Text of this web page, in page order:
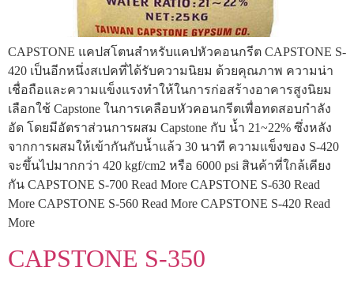
CAPSTONE แคปสโตนสำหรับแคปหัวคอนกรีต CAPSTONE S-
420 เป็นอีกหนึ่งสเปคที่ได้รับความนิยม ด้วยคุณภาพ ความน่า
เชื่อถือและความแข็งแรงทำให้ในการก่อสร้างอาคารสูงนิยม
เลือกใช้ Capstone ในการเคลือบหัวคอนกรีตเพื่อทดสอบกำลัง
อัด โดยมีอัตราส่วนการผสม Capstone กับ น้ำ 21~22% ซึ่งหลัง
จากการผสมให้เข้ากันกับน้ำแล้ว 30 นาที ความแข็งของ S-420
จะขึ้นไปมากกว่า 420 kgf/cm2 หรือ 6000 psi สินค้าที่ใกล้เคียง
กัน CAPSTONE S-700 Read More CAPSTONE S-630 Read
More CAPSTONE S-560 Read More CAPSTONE S-420 Read
More
CAPSTONE S-350